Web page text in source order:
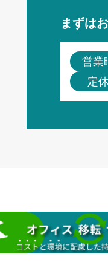
まずは
営業
定